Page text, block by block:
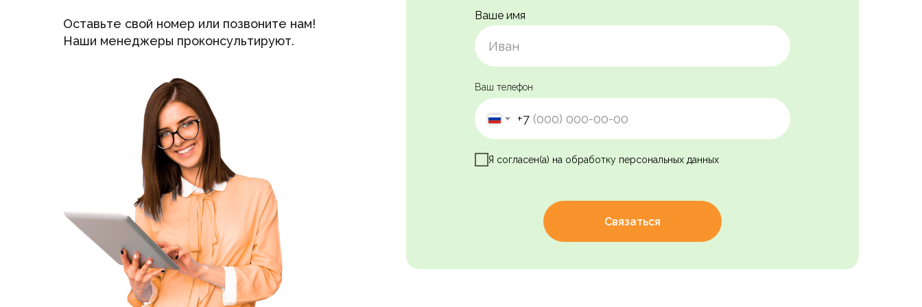
Оставьте свой номер или позвоните нам!
Наши менеджеры проконсультируют.
Ваше имя
Ваш телефон
+7
Я согласен(а) на обработку персональных данных
Связаться